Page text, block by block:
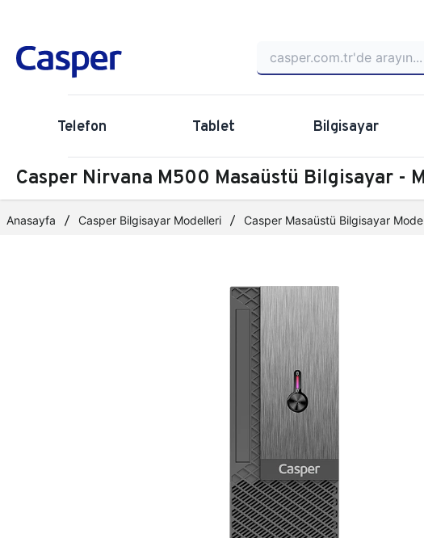
Telefon Tablet Bilgisayar
Casper Nirvana M500 Masaüstü Bilgisayar -
Anasayfa Casper Bilgisayar Modelleri Casper Masaüstü Bilgisayar